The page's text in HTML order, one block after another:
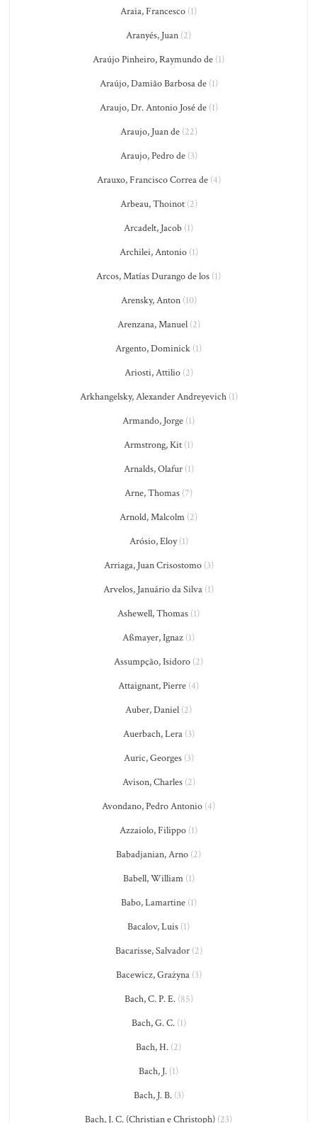
Araia, Francesco (1)
Aranyés, Juan (2)
Araújo Pinheiro, Raymundo de (1)
Araújo, Damião Barbosa de(1)
Araujo, Dr. Antonio José de(1)
Araujo, Juan de(22)
Araujo, Pedro de(3)
Arauxo, Francisco Correa de(4)
Arbeau, Thoinot(2)
Arcadelt, Jacob (1)
Archilei, Antonio(1)
Arcos, Matías Durango de los (1)
Arensky, Anton(10)
Arenzana, Manuel(2)
Argento, Dominick (1)
Ariosti, Attilio(2)
Arkhangelsky, Alexander Andreyevich(1)
Armando, Jorge (1)
Armstrong, Kit (1)
Arnalds, Olafur(1)
Arne, Thomas (7)
Arnold, Malcolm (2)
Arósio, Eloy(1)
Arriaga, Juan Crisostomo(3)
Arvelos, Januário da Silva (1)
Ashewell, Thomas (1)
Aßmayer, Ignaz (1)
Assumpção, Isidoro (2)
Attaignant, Pierre (4)
Auber, Daniel (2)
Auerbach, Lera(3)
Auric, Georges(3)
Avison, Charles(2)
Avondano, Pedro Antonio (4)
Azzaiolo, Filippo (1)
Babadjanian, Arno (2)
Babell, William(1)
Babo, Lamartine(1)
Bacalov, Luis (1)
Bacarisse, Salvador(2)
Bacewicz, Grażyna(3)
Bach, C. P. E.(85)
Bach, G. C.(1)
Bach, H. (2)
Bach, J. (1)
Bach, J. B.(3)
Bach, J. C. (Christian e Christoph) (23)